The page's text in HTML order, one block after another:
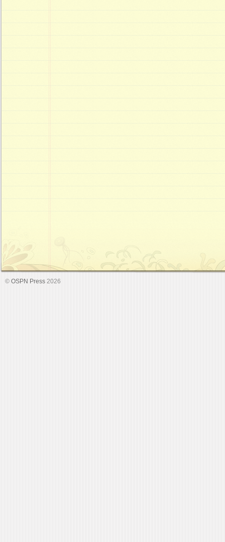
© OSPN Press 2026